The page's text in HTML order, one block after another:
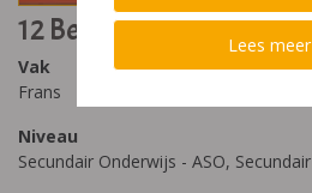
12 Beaufort
Vak
Frans
Niveau
Secundair Onderwijs - ASO,
Lees meer